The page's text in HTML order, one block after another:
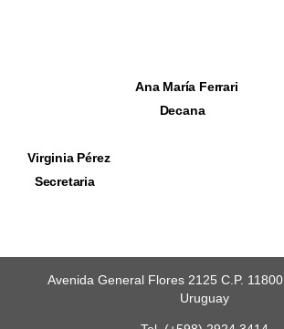
Ana María Ferrari
Decana
Virginia Pérez
Secretaria
Avenida General Flores 2125 C.P.
Uruguay